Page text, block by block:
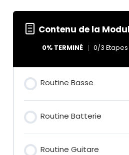
Contenu de la
0% TERMINÉ 0/3 Etapes
Routine Basse
Routine Batterie
Routine Guitare